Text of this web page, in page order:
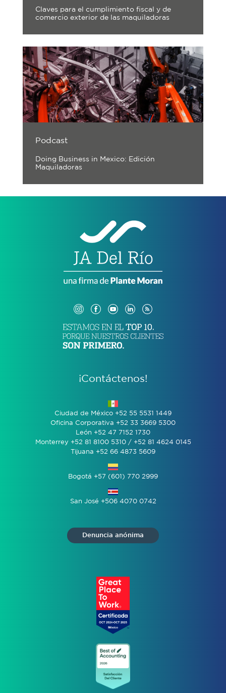
Claves para el cumplimiento fiscal y de
comercio exterior de las maquiladoras
Podcast
Doing Business in Mexico: Edición
Maquiladoras
¡Contáctenos!
Ciudad de México +52 55 5531 1449
Oficina Corporativa +52 33 3669 5300
León +52 47 7152 1730
Monterrey +52 81 8100 5310 / +52 81 4624 0145
Tijuana +52 66 4873 5609
Bogotá +57 (601) 770 2999
San José +506 4070 0742
Denuncia anónima